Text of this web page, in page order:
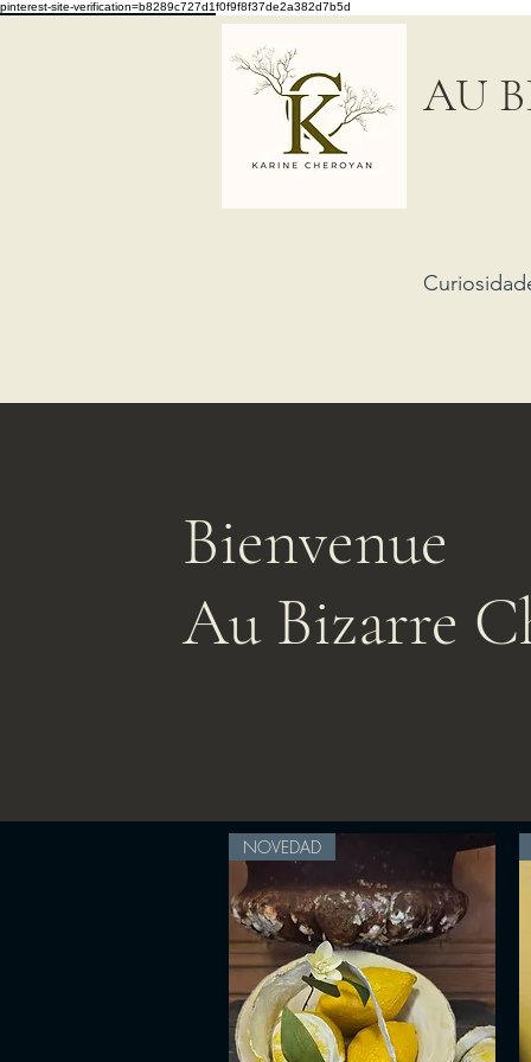
pinterest-site-verification=b8289c727d1f0f9f8f37de2a382d7b5d
AU
Bienvenue
Au Bizarre
NOVEDAD